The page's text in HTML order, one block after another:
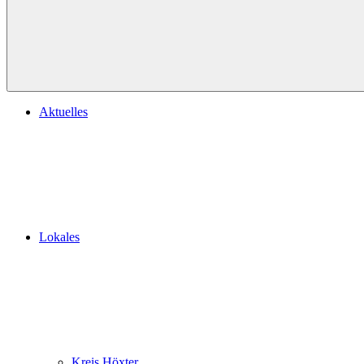
Aktuelles
Lokales